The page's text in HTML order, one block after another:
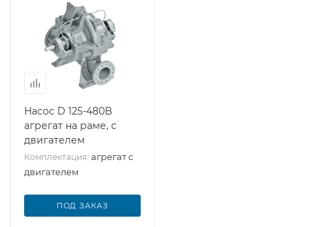
Насос D 125-480B
агрегат на раме, с
двигателем
Комплектация: агрегат с
двигателем
ПОД ЗАКАЗ